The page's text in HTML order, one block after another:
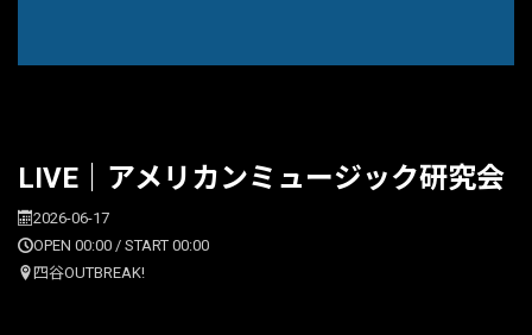
LIVE｜アメリカンミュージック研究会
2026-06-17
OPEN 00:00 / START 00:00
四谷OUTBREAK!